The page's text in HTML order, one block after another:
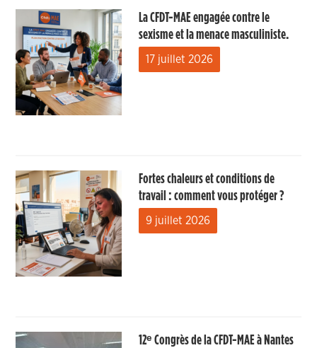
La CFDT-MAE engagée contre le
sexisme et la menace masculiniste.
17 juillet 2026
Fortes chaleurs et conditions de
travail : comment vous protéger ?
9 juillet 2026
12ᵉ Congrès de la CFDT-MAE à Nantes